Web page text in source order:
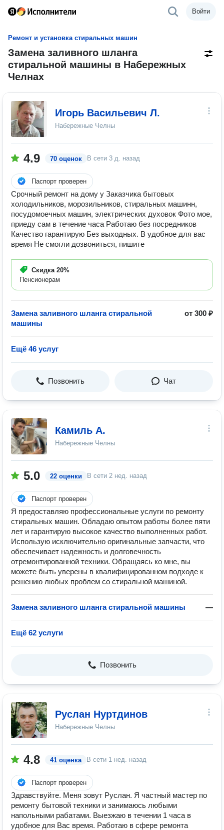
Войти
Ремонт и установка стиральных машин
Замена заливного шланга
стиральной машины в Набережных
Челнах
Игорь Васильевич Л.
Набережные Челны
4.9 70 оценок В сети 3 д. назад
Паспорт проверен
Срочный ремонт на дому у Заказчика бытовых
холодильников, морозильников, стиральных машинн,
посудомоечных машин, электрических духовок Фото мое,
приеду сам в течение часа Работаю без посредников
Качество гарантирую Без выходных. В удобное для вас
время Не смогли дозвониться, пишите
Скидка 20%
Пенсионерам
Замена заливного шланга стиральной
машины
от 300 ₽
Ещё 46 услуг
Позвонить Чат
Камиль А.
Набережные Челны
5.0 22 оценки В сети 2 нед. назад
Паспорт проверен
Я предоставляю профессиональные услуги по ремонту
стиральных машин. Обладаю опытом работы более пяти
лет и гарантирую высокое качество выполненных работ.
Использую исключительно оригинальные запчасти, что
обеспечивает надежность и долговечность
отремонтированной техники. Обращаясь ко мне, вы
можете быть уверены в квалифицированном подходе к
решению любых проблем со стиральной машиной.
Замена заливного шланга стиральной машины —
Ещё 62 услуги
Позвонить
Руслан Нуртдинов
Набережные Челны
4.8 41 оценка В сети 1 нед. назад
Паспорт проверен
Здравствуйте. Мeня зовут Руслан. Я чaстный мaстеp по
ремонту бытовой техники и занимаюсь любыми
напольными рабатами. Bыeзжaю в течении 1 часа в
удобное для Вас время. Работаю в сфере ремонта